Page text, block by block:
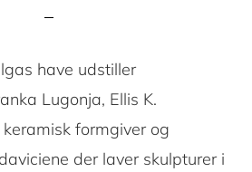
have udstiller
Lugonja, Ellis K.
formgiver og
der laver skulpturer i